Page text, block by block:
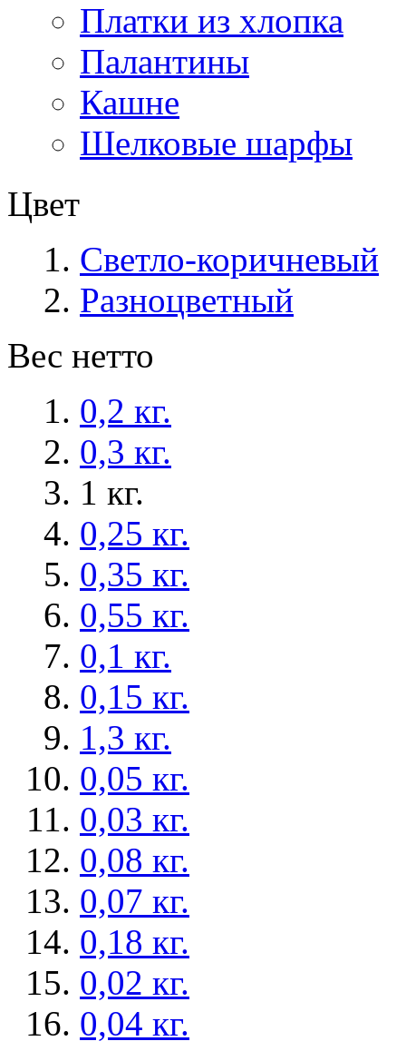
Платки из хлопка
Палантины
Кашне
Шелковые шарфы
Цвет
Светло-коричневый
Разноцветный
Вес нетто
0,2 кг.
0,3 кг.
1 кг.
0,25 кг.
0,35 кг.
0,55 кг.
0,1 кг.
0,15 кг.
1,3 кг.
0,05 кг.
0,03 кг.
0,08 кг.
0,07 кг.
0,18 кг.
0,02 кг.
0,04 кг.